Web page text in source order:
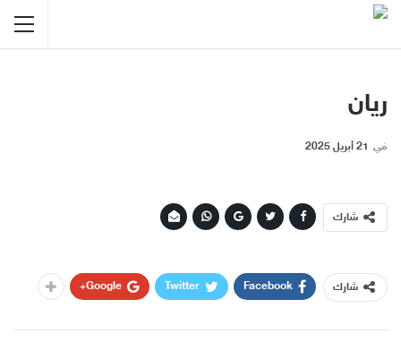
ريان
في 21 أبريل 2025
شارك
شارك Facebook
Twitter
Google+